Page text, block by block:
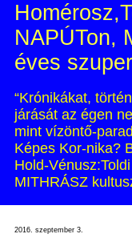
NAPÚTon,
éves
“Krónikákat,
járását az égen
mint vízöntő-
Képes Kor-nika?
Hold-
MITHRÁSZ
2016. szeptember 3.